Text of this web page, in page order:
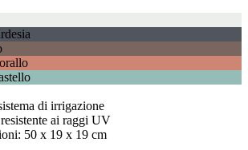
di irrigazione
ai raggi UV
50 x 19 x 19 cm